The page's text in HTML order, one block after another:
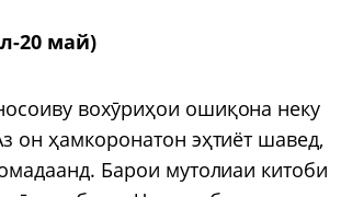
20 май)
вохӯриҳои ошиқона неку
он ҳамкоронатон эҳтиёт шавед,
Барои мутолиаи китоби